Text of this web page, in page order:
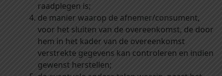
raadplegen is;
de manier waarop de afnemer/consument,
voor het sluiten van de overeenkomst, de door
hem in het kader van de overeenkomst
verstrekte gegevens kan controleren en indien
gewenst herstellen;